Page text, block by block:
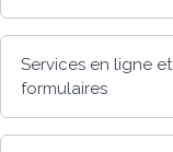
Services en ligne et
formulaires